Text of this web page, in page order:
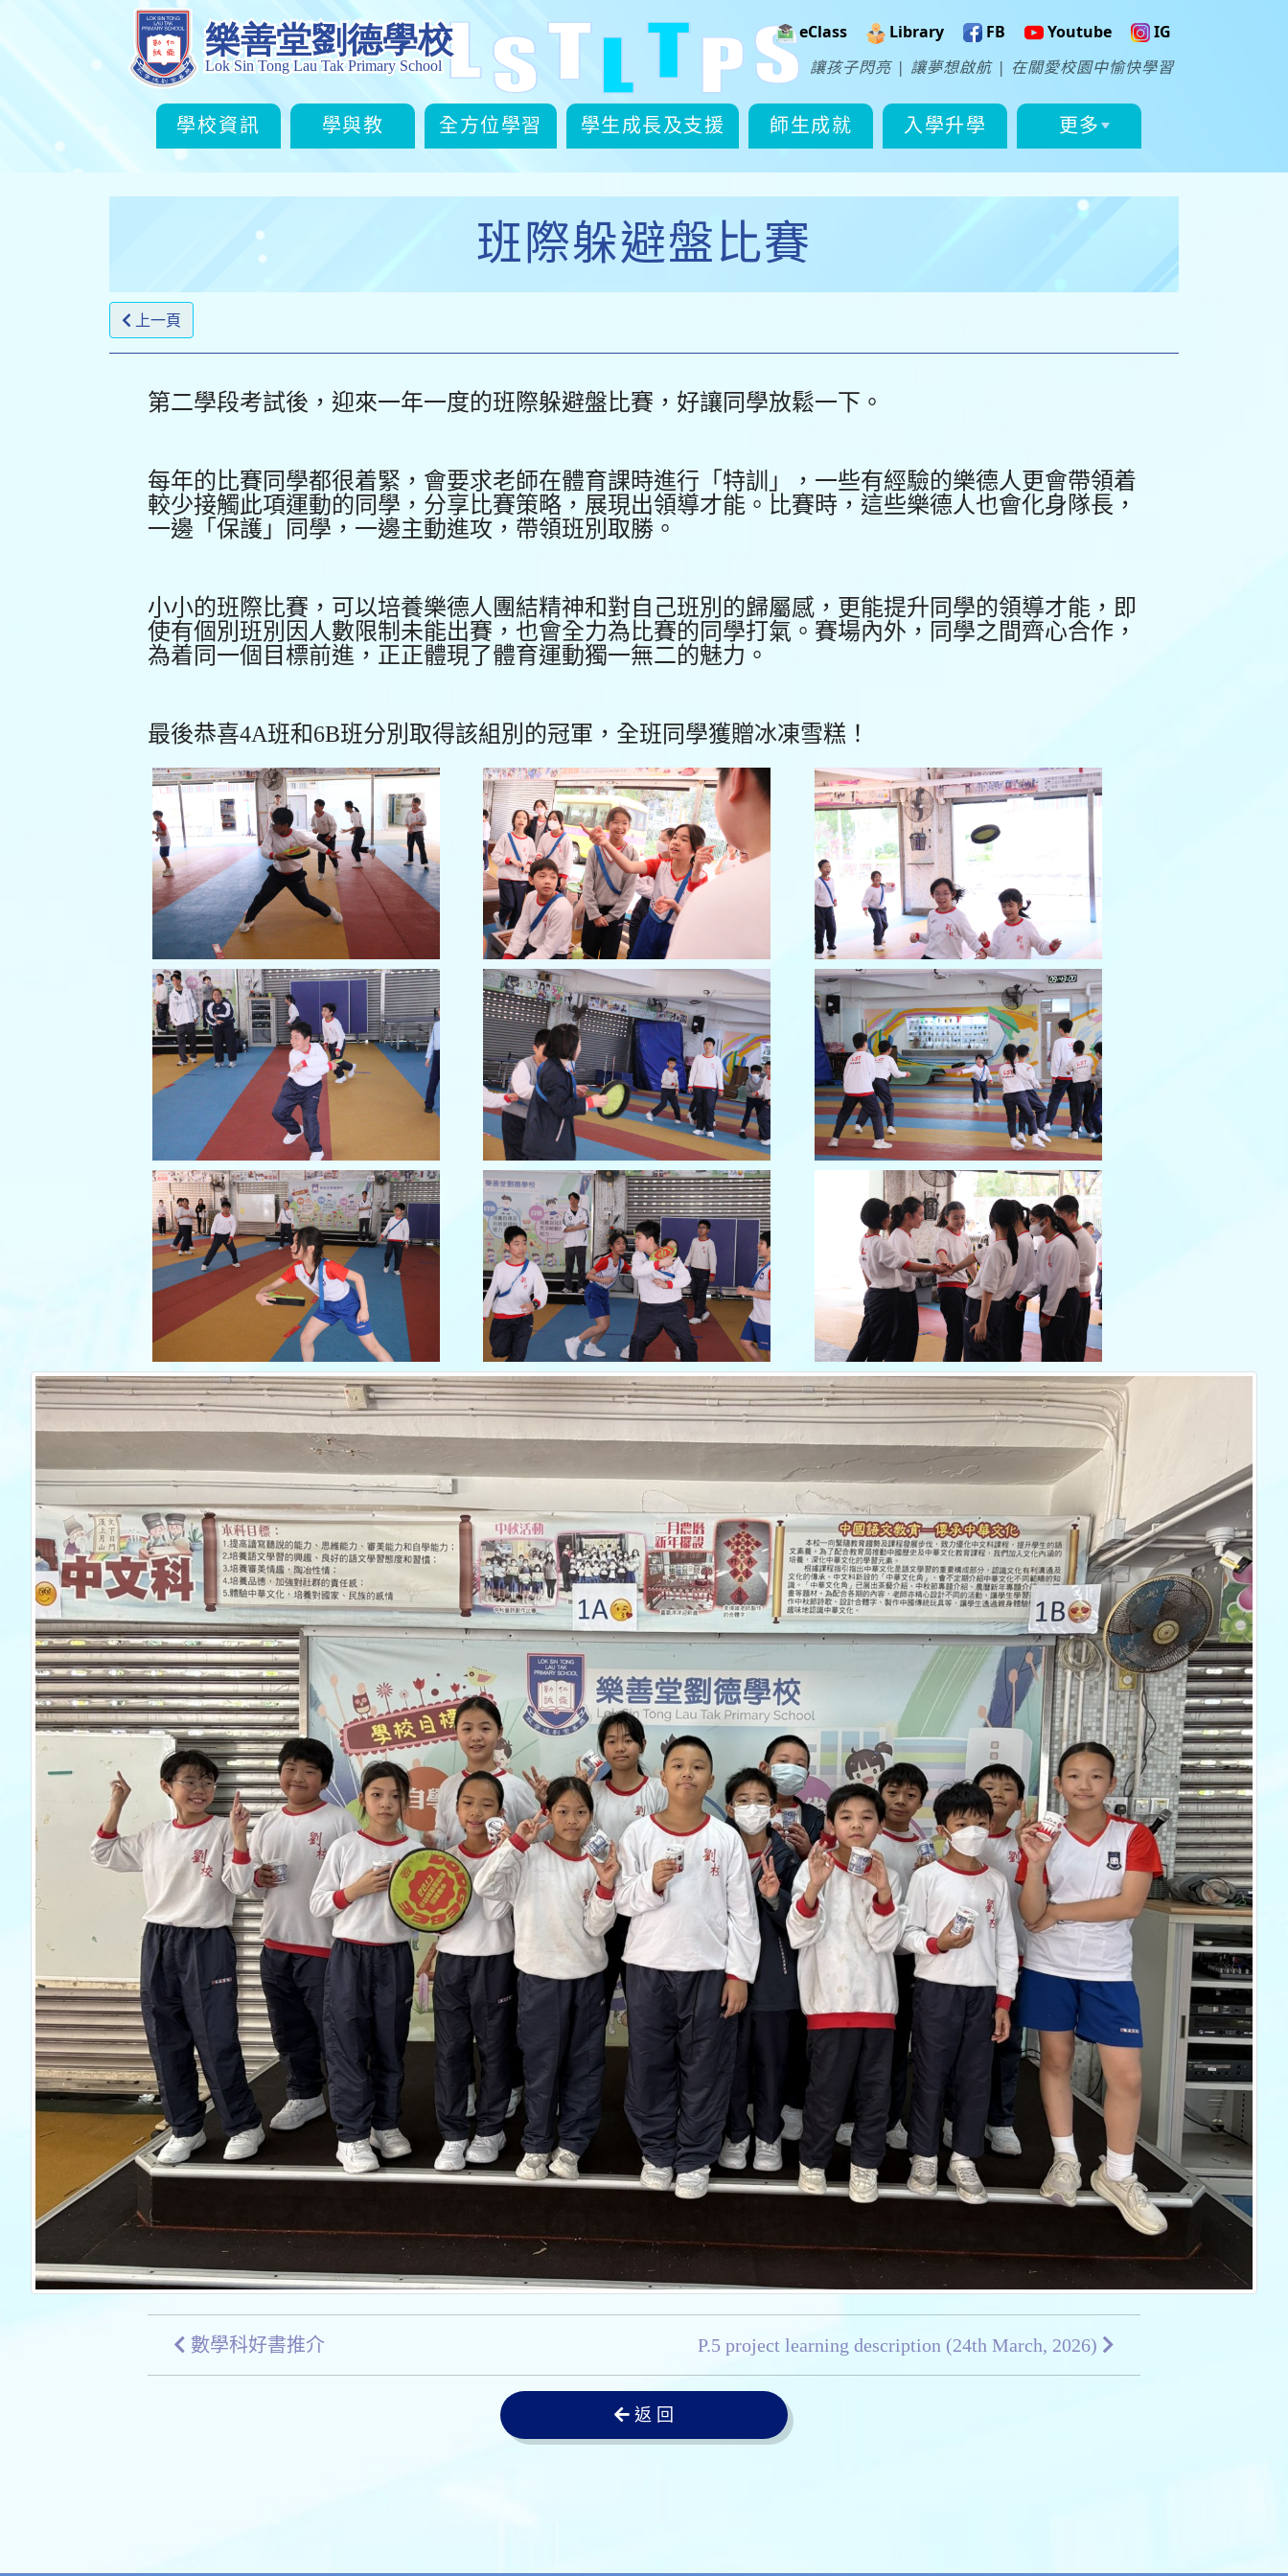
eClass Library FB Youtube
IG
讓孩子閃亮 | 讓夢想啟航 | 在關愛校園中愉快學習
學校資訊 學與教 全方位學習 學生成長及支援 師生成就 入學升學 更多
班際躲避盤比賽
上一頁
第二學段考試後，迎來一年一度的班際躲避盤比賽，好讓同學放鬆一下。
每年的比賽同學都很着緊，會要求老師在體育課時進行「特訓」，一些有經驗的樂德人更會帶領着
較少接觸此項運動的同學，分享比賽策略，展現出領導才能。比賽時，這些樂德人也會化身隊長，
一邊「保護」同學，一邊主動進攻，帶領班別取勝。
小小的班際比賽，可以培養樂德人團結精神和對自己班別的歸屬感，更能提升同學的領導才能，即
使有個別班別因人數限制未能出賽，也會全力為比賽的同學打氣。賽場內外，同學之間齊心合作，
為着同一個目標前進，正正體現了體育運動獨一無二的魅力。
最後恭喜4A班和6B班分別取得該組別的冠軍，全班同學獲贈冰凍雪糕！
數學科好書推介 P.5 project learning description (24th March, 2026)
返 回